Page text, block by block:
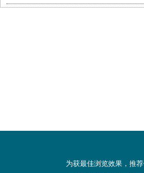
为获最佳浏览效果，推